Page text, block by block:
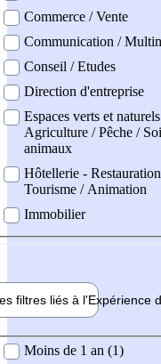
Commerce / Vente
Communication /
Conseil / Etudes
Direction d'entreprise
Espaces verts et
Agriculture / Pêche /
animaux
Hôtellerie -
Tourisme / Animation
Immobilier
filtres liés à l'Expérience
demandée
Moins de 1 an (1)